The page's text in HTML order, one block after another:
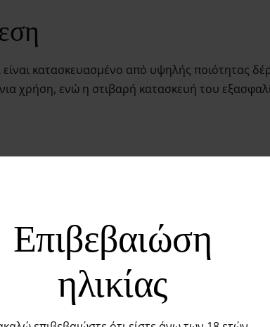
Επιβεβαιώση
ηλικίας
κατασκευασμένο από υψηλής ποιότητας
χρήση, ενώ η στιβαρή κατασκευή του
ευελιξία στη χρήση του. Μπορείτε να το
εξουσίας. Η ρυθμιζόμενη πόρπη